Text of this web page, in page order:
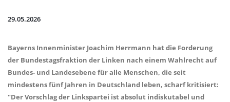
29.05.2026
Bayerns Innenminister Joachim Herrmann hat die Forderung
der Bundestagsfraktion der Linken nach einem Wahlrecht auf
Bundes- und Landesebene für alle Menschen, die seit
mindestens fünf Jahren in Deutschland leben, scharf kritisiert:
"Der Vorschlag der Linkspartei ist absolut indiskutabel und